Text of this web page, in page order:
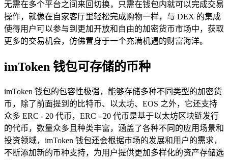
无需在多个平台之间来回切换，只需在钱包内就可以完成交易
操作，就像在自家客厅里轻松完成购物一样，与 DEX 的集成
使得用户可以参与到更加开放和自由的加密货币市场中，获取
更多的交易机会，仿佛置身于一个充满机遇的财富海洋。
imToken 钱包可存储的币种
imToken 钱包的包容性极强，能够存储多种不同类型的加密货
币，除了前面提到的比特币、以太坊、EOS 之外，它还支持
众多 ERC - 20 代币，ERC - 20 代币是基于以太坊区块链发行
的代币，数量众多且种类丰富，涵盖了各种不同的应用场景和
投资领域，imToken 钱包还会根据市场的发展和用户的需求，
不断添加新的币种支持，为用户提供更加多样化的资产存储选